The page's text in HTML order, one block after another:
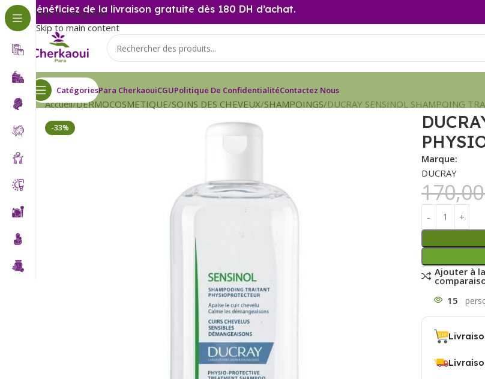
Skip to navigation
Skip to main content
Bénéficiez de la livraison gratuite dès 180 DH d’achat.
CatégoriesPara CherkaouiCGUPolitique De ConfidentialitéContactez Nous
Accueil DERMOCOSMETIQUE SOINS DES CHEVEUX SHAMPOINGS DUCRAY SENSINOL SHAMPOING
-33%
Marque:
DUCRAY
Ajouter à la
15